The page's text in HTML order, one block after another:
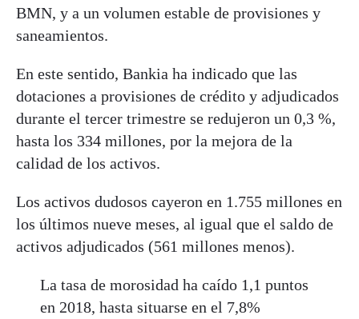
BMN, y a un volumen estable de provisiones y
saneamientos.
En este sentido, Bankia ha indicado que las
dotaciones a provisiones de crédito y adjudicados
durante el tercer trimestre se redujeron un 0,3 %,
hasta los 334 millones, por la mejora de la
calidad de los activos.
Los activos dudosos cayeron en 1.755 millones en
los últimos nueve meses, al igual que el saldo de
activos adjudicados (561 millones menos).
La tasa de morosidad ha caído 1,1 puntos
en 2018, hasta situarse en el 7,8%